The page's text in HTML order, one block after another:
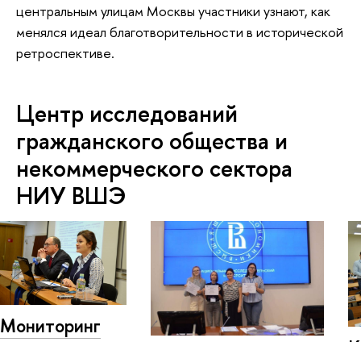
центральным улицам Москвы участники узнают, как
менялся идеал благотворительности в исторической
ретроспективе.
Центр исследований
гражданского общества и
некоммерческого сектора
НИУ ВШЭ
Мониторинг